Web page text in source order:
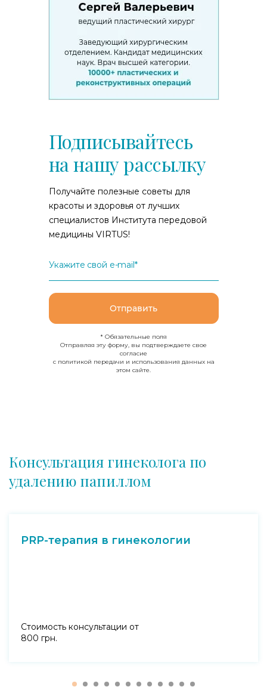
Подписывайтесь
на нашу рассылку
Получайте полезные советы для
красоты и здоровья от лучших
специалистов Института передовой
медицины VIRTUS!
Укажите свой e-mail*
Отправить
* Обязательные поля
Отправляя эту форму, вы подтверждаете свое
согласие
с политикой передачи и использования данных на
этом сайте.
Консультация гинеколога по
удалению папиллом
PRP-терапия в гинекологии
Стоимость консультации от
800 грн.